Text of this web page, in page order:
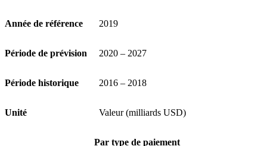
Année de référence 2019
Période de prévision 2020 – 2027
Période historique 2016 – 2018
Unité Valeur (milliards USD)
Par type de paiement